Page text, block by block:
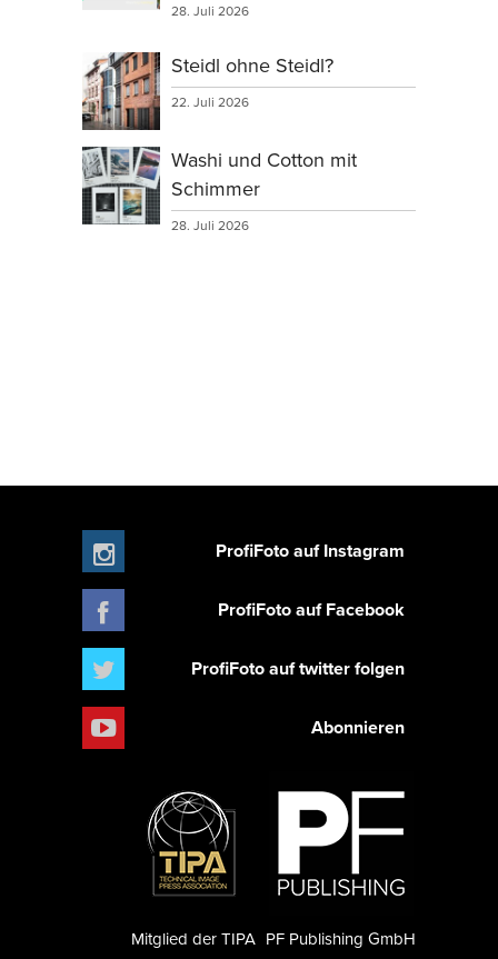
28. Juli 2026
Steidl ohne Steidl?
22. Juli 2026
Washi und Cotton mit
Schimmer
28. Juli 2026
ProfiFoto auf Instagram
ProfiFoto auf Facebook
ProfiFoto auf twitter folgen
Abonnieren
PF Publishing GmbH
Mitglied der TIPA